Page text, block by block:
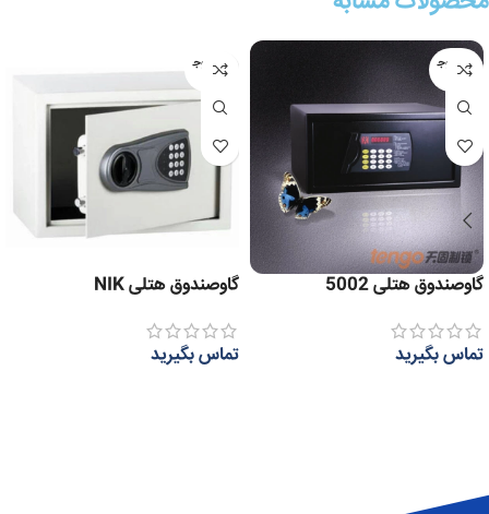
عدم موج
ودی
گاوصندوق هتلی 5002
تماس بگیرید
عدم موج
ودی
گاوصندوق هتلی NIK
تماس بگیرید